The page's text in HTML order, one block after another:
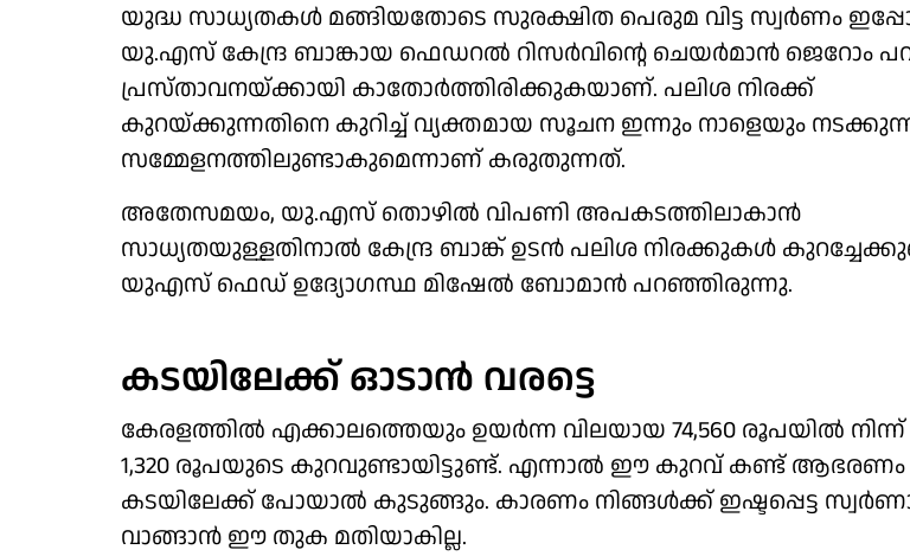
യുദ്ധ സാധ്യതകള്‍ മങ്ങിയതോടെ സുരക്ഷിത പെരുമ വിട്ട സ്വര്‍ണം
യു.എസ് കേന്ദ്ര ബാങ്കായ ഫെഡറല്‍ റിസര്‍വിന്റെ ചെയര്‍മാന്‍ ജെറോം
പ്രസ്താവനയ്ക്കായി കാതോര്‍ത്തിരിക്കുകയാണ്. പലിശ നിരക്ക്
കുറയ്ക്കുന്നതിനെ കുറിച്ച് വ്യക്തമായ സൂചന ഇന്നും നാളെയും
സമ്മേളനത്തിലുണ്ടാകുമെന്നാണ് കരുതുന്നത്.
അതേസമയം, യു.എസ് തൊഴില്‍ വിപണി അപകടത്തിലാകാന്‍
സാധ്യതയുള്ളതിനാല്‍ കേന്ദ്ര ബാങ്ക് ഉടന്‍ പലിശ നിരക്കുകള്‍
യുഎസ് ഫെഡ് ഉദ്യോഗസ്ഥ മിഷേല്‍ ബോമാന്‍ പറഞ്ഞിരുന്നു.
കടയിലേക്ക് ഓടാന്‍ വരട്ടെ
കേരളത്തില്‍ എക്കാലത്തെയും ഉയര്‍ന്ന വിലയായ 74,560 രൂപയില്‍
1,320 രൂപയുടെ കുറവുണ്ടായിട്ടുണ്ട്. എന്നാല്‍ ഈ കുറവ് കണ്ട് ആഭരണം
കടയിലേക്ക് പോയാല്‍ കുടുങ്ങും. കാരണം നിങ്ങള്‍ക്ക് ഇഷ്ടപ്പെട്ട
വാങ്ങാന്‍ ഈ തുക മതിയാകില്ല.